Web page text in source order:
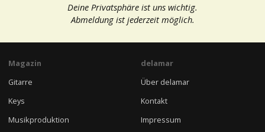
Deine Privatsphäre ist uns wichtig.
Abmeldung ist jederzeit möglich.
Magazin
Gitarre
Keys
Musikproduktion
delamar
Über delamar
Kontakt
Impressum